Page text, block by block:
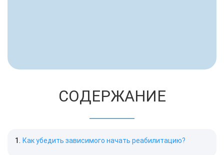
СОДЕРЖАНИЕ
Как убедить зависимого начать реабилитацию?